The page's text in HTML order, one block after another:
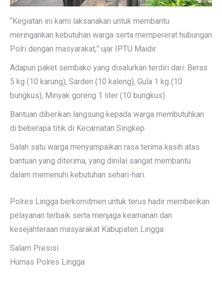
“Kegiatan ini kami laksanakan untuk membantu
meringankan kebutuhan warga serta mempererat hubungan
Polri dengan masyarakat,” ujar IPTU Maidir.
Adapun paket sembako yang disalurkan terdiri dari: Beras
5 kg (10 karung), Sarden (10 kaleng), Gula 1 kg (10
bungkus), Minyak goreng 1 liter (10 bungkus)
Bantuan diberikan langsung kepada warga membutuhkan
di beberapa titik di Kecamatan Singkep.
Salah satu warga menyampaikan rasa terima kasih atas
bantuan yang diterima, yang dinilai sangat membantu
dalam memenuhi kebutuhan sehari-hari.
Polres Lingga berkomitmen untuk terus hadir memberikan
pelayanan terbaik serta menjaga keamanan dan
kesejahteraan masyarakat Kabupaten Lingga.
Salam Presisi
Humas Polres Lingga